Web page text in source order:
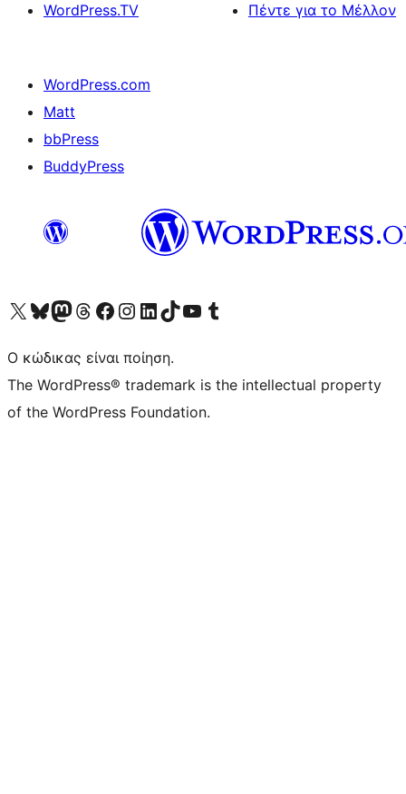
WordPress.TV
Πέντε για το Μέλλον
WordPress.com
Matt
bbPress
BuddyPress
Visit our X (formerly Twitter) account
Visit our Bluesky account
Επισκεφθείτε τον λογαριασμό μας στο Mastodon
Visit our Threads account
Επισκεφτείτε τη σελίδα μας στο Facebook
Επισκεφθείτε τον λογαριασμό μας Instagram
Επισκεφθείτε τον λογαριασμό μας LinkedIn
Visit our TikTok account
Visit our YouTube channel
Visit our Tumblr account
Ο κώδικας είναι ποίηση.
The WordPress® trademark is the intellectual property
of the WordPress Foundation.